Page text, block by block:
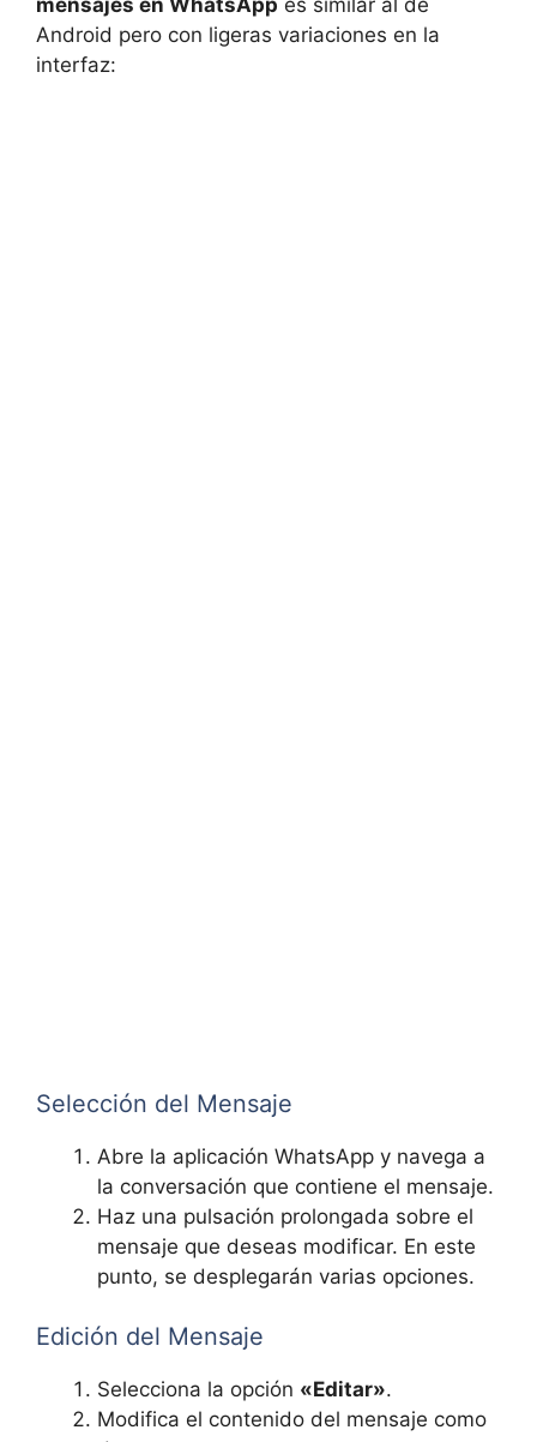
mensajes en WhatsApp es similar al de
Android pero con ligeras variaciones en la
interfaz:
Selección del Mensaje
Abre la aplicación WhatsApp y navega a
la conversación que contiene el mensaje.
Haz una pulsación prolongada sobre el
mensaje que deseas modificar. En este
punto, se desplegarán varias opciones.
Edición del Mensaje
Selecciona la opción «Editar».
Modifica el contenido del mensaje como